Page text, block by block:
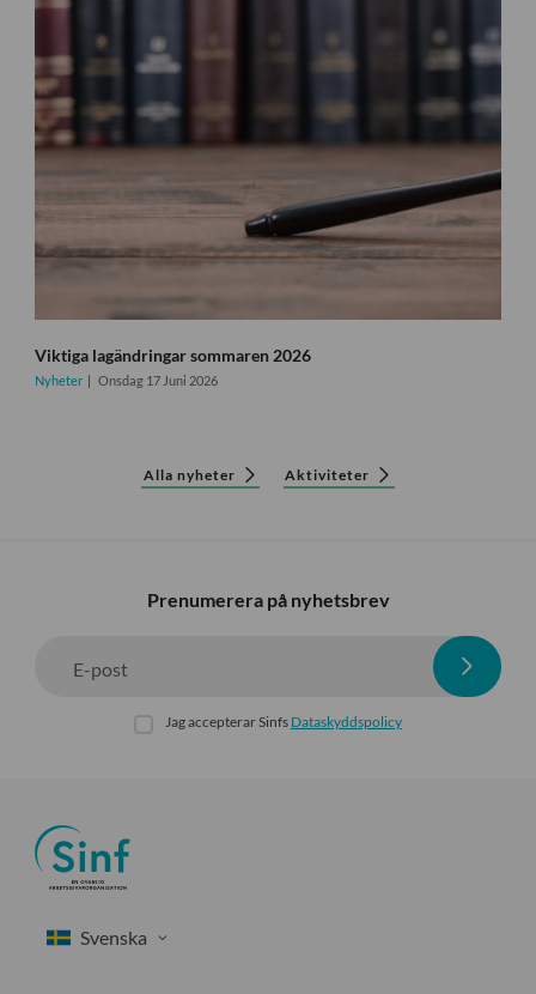
Viktiga lagändringar sommaren 2026
Nyheter Onsdag 17 Juni 2026
Alla nyheter Aktiviteter
Prenumerera på nyhetsbrev
E-post
Jag accepterar Sinfs Dataskyddspolicy